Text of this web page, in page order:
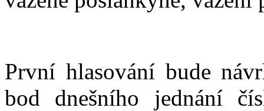
První hlasování bude
bod dnešního jednání